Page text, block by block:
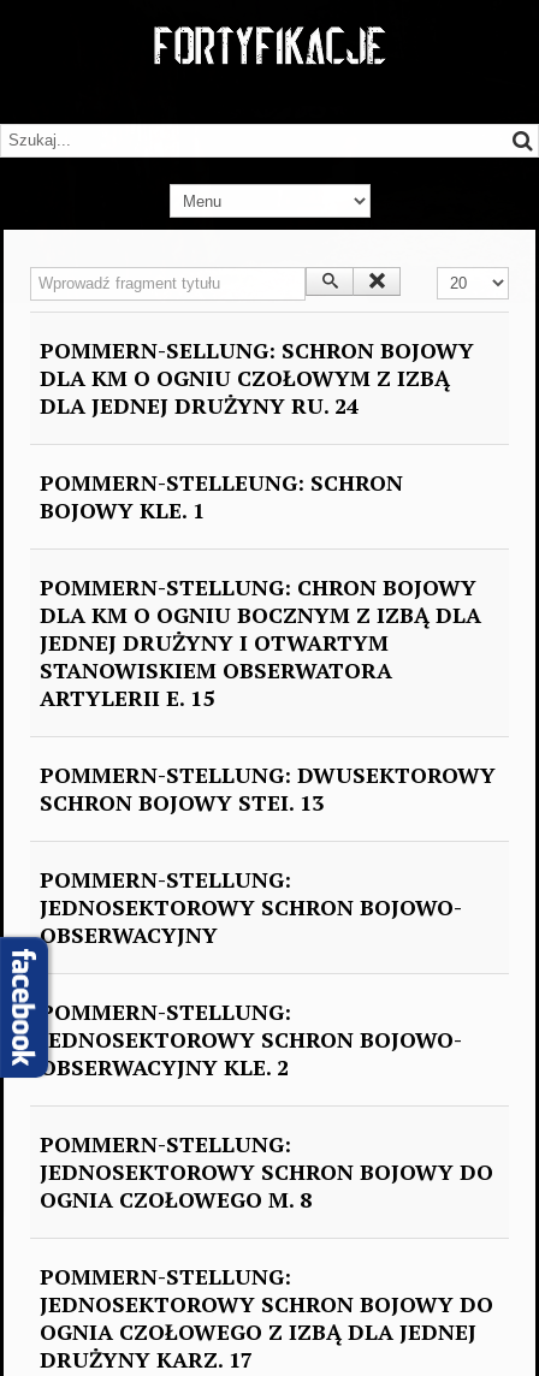
Wprowadź fragment tytułu Pokaż #
POMMERN-SELLUNG: SCHRON BOJOWY
DLA KM O OGNIU CZOŁOWYM Z IZBĄ
DLA JEDNEJ DRUŻYNY RU. 24
POMMERN-STELLEUNG: SCHRON
BOJOWY KLE. 1
POMMERN-STELLUNG: CHRON BOJOWY
DLA KM O OGNIU BOCZNYM Z IZBĄ DLA
JEDNEJ DRUŻYNY I OTWARTYM
STANOWISKIEM OBSERWATORA
ARTYLERII E. 15
POMMERN-STELLUNG: DWUSEKTOROWY
SCHRON BOJOWY STEI. 13
POMMERN-STELLUNG:
JEDNOSEKTOROWY SCHRON BOJOWO-
OBSERWACYJNY
POMMERN-STELLUNG:
JEDNOSEKTOROWY SCHRON BOJOWO-
OBSERWACYJNY KLE. 2
POMMERN-STELLUNG:
JEDNOSEKTOROWY SCHRON BOJOWY DO
OGNIA CZOŁOWEGO M. 8
POMMERN-STELLUNG:
JEDNOSEKTOROWY SCHRON BOJOWY DO
OGNIA CZOŁOWEGO Z IZBĄ DLA JEDNEJ
DRUŻYNY KARZ. 17